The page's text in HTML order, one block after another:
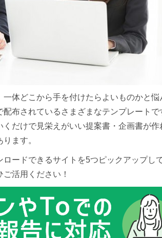
体どこから手を付けたらよいものかと悩
布されているさまざまなテンプレートで
だけで見栄えがいい提案書・企画書が作
ます。
ードできるサイトを5つピックアップし
活用ください！